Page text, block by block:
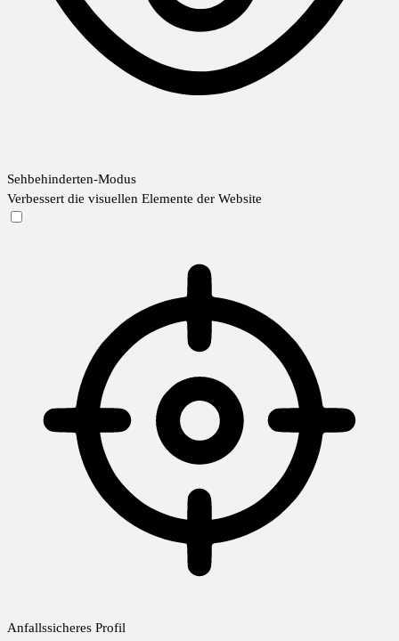
Sehbehinderten-Modus
Verbessert die visuellen Elemente der Website
Anfallssicheres Profil